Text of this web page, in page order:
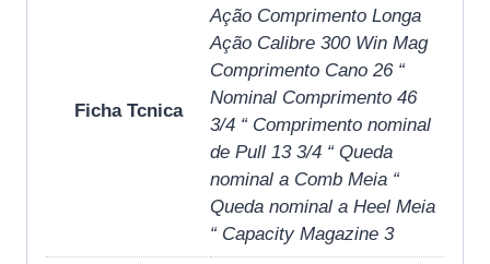
Ficha Tcnica
Ação Comprimento Longa
Ação Calibre 300 Win Mag
Comprimento Cano 26 “
Nominal Comprimento 46
3/4 “ Comprimento nominal
de Pull 13 3/4 “ Queda
nominal a Comb Meia “
Queda nominal a Heel Meia
“ Capacity Magazine 3